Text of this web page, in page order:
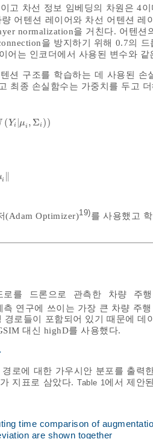
고 차선 정보 임베딩의 차원은 4
어텐션 레이어와 차선 어텐션
normalization을 거친다. 어텐
을 방지하기 위해 0.7의
어는 인코더에서 사용된 변수와 같
션 구조를 학습하는 데 사용된
최종 손실함수는 가중치를 두고
( Yi μi , Σi ))
log NY iμi, Σ
i
(Adam Optimizer)19)를 사용했고
로를 드론으로 관측한 차량 주
측 연구에 쓰이는 가장 큰 차량 주
경로들이 포함되어 있기 때문에
대신 highD를 사용했다.
로에 대한 가우시안 분포를 출력
가 지표로 삼았다.Table 1에서 제안
time comparison of
are shown together